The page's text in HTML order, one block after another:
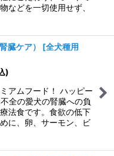
などを一切使用せず、
臓ケア） [全犬種用
)
アムフード！ ハッピー
全の愛犬の腎臓への負
法食です。食欲の低下
に、卵、サーモン、ビ